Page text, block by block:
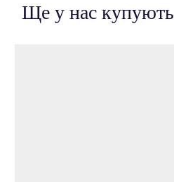
Ще у нас купують